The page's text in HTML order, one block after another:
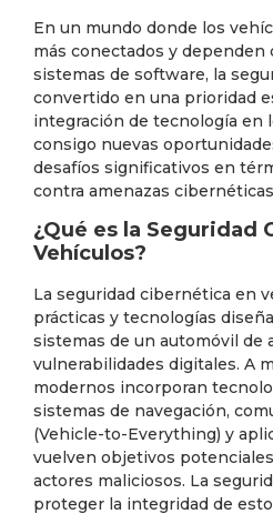
En un mundo donde los
más conectados y dependen
sistemas de software, la
convertido en una prioridad
integración de tecnología en
consigo nuevas
desafíos significativos en
contra amenazas
¿Qué es la Seguridad
Vehículos?
La seguridad cibernética en
prácticas y tecnologías
sistemas de un automóvil de
vulnerabilidades digitales. A
modernos incorporan
sistemas de navegación,
(Vehicle-to-Everything) y
vuelven objetivos
actores maliciosos. La
proteger la integridad de